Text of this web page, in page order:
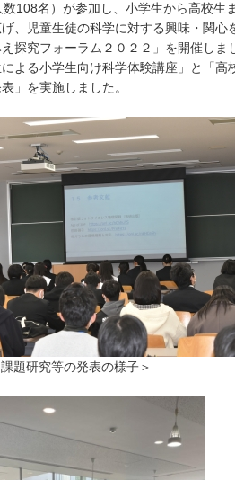
108名）が参加し、小学生から高校生ま
、児童生徒の科学に対する興味・関心を
探究フォーラム２０２２」を開催しまし
よる小学生向け科学体験講座」と「高校
」を実施しました。
課題研究等の発表の様子＞